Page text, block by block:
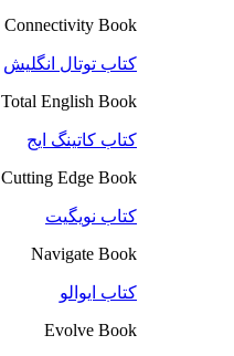
Connectivity Book
کتاب توتال انگلیش
Total English Book
کتاب کاتینگ ایج
Cutting Edge Book
کتاب نویگیت
Navigate Book
کتاب ایوالو
Evolve Book